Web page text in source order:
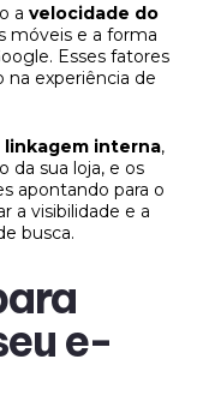
a velocidade do
móveis e a forma
Esses fatores
experiência de
linkagem interna,
da sua loja, e os
apontando para o
a visibilidade e a
busca.
e-